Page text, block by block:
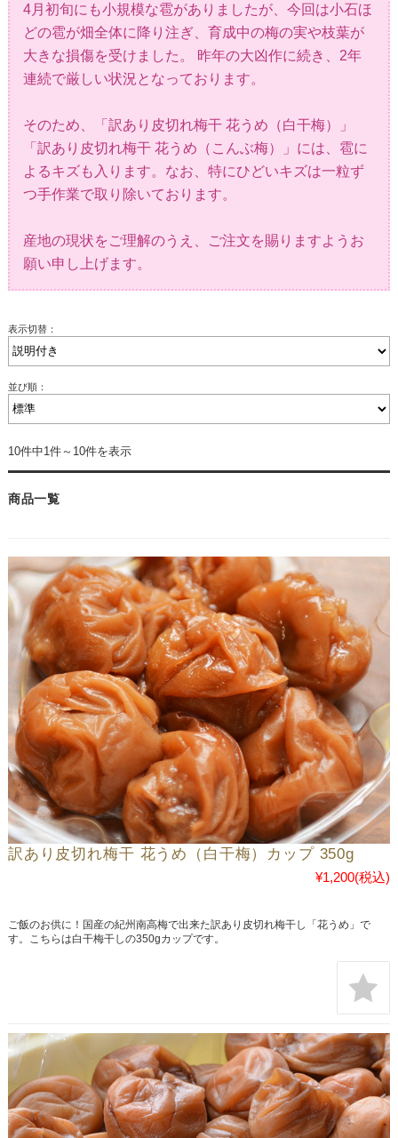
4月初旬にも小規模な雹がありましたが、今回は小石ほ
どの雹が畑全体に降り注ぎ、育成中の梅の実や枝葉が
大きな損傷を受けました。 昨年の大凶作に続き、2年
連続で厳しい状況となっております。
そのため、「訳あり皮切れ梅干 花うめ（白干梅）」
「訳あり皮切れ梅干 花うめ（こんぶ梅）」には、雹に
よるキズも入ります。なお、特にひどいキズは一粒ず
つ手作業で取り除いております。
産地の現状をご理解のうえ、ご注文を賜りますようお
願い申し上げます。
表示切替：
並び順：
10件中1件～10件を表示
商品一覧
訳あり皮切れ梅干 花うめ（白干梅）カップ 350g
¥1,200(税込)
ご飯のお供に！国産の紀州南高梅で出来た訳あり皮切れ梅干し「花うめ」で
す。こちらは白干梅干しの350gカップです。